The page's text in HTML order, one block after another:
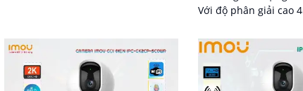
Với độ phân giải cao